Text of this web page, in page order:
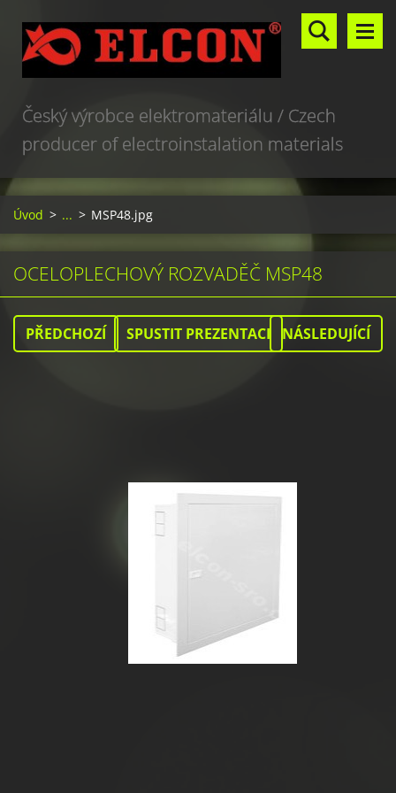
Český výrobce elektromateriálu / Czech
producer of electroinstalation materials
Úvod > ... > MSP48.jpg
OCELOPLECHOVÝ ROZVADĚČ MSP48
PŘEDCHOZÍ SPUSTIT PREZENTACI NÁSLEDUJÍCÍ